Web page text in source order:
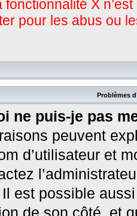
fonctionnalité X
pour les abus ou
Problèmes
ne puis-je pas
peuvent
d’utilisateur et
est possible
de son côté, et